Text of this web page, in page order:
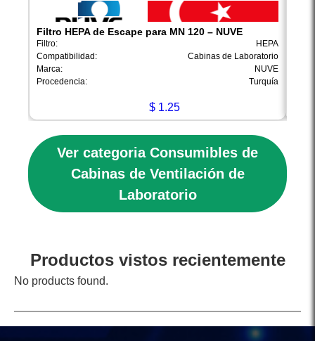
Filtro HEPA de Escape para MN 120 – NUVE
Filtro:
HEPA
Compatibilidad:
Cabinas de Laboratorio
Marca:
NUVE
Procedencia:
Turquía
$ 1.25
Ver categoria Consumibles de
Cabinas de Ventilación de
Laboratorio
Productos vistos recientemente
No products found.